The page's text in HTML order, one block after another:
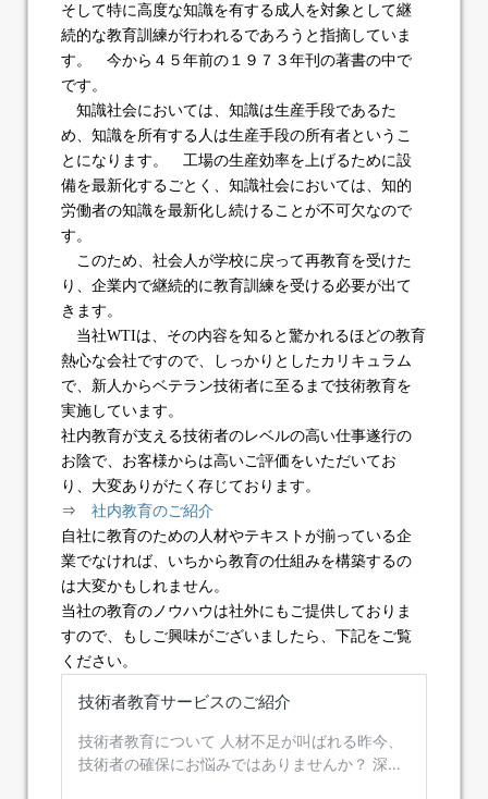
そして特に高度な知識を有する成人を対象として継
続的な教育訓練が行われるであろうと指摘していま
す。 今から４５年前の１９７３年刊の著書の中で
です。
知識社会においては、知識は生産手段であるた
め、知識を所有する人は生産手段の所有者というこ
とになります。 工場の生産効率を上げるために設
備を最新化するごとく、知識社会においては、知的
労働者の知識を最新化し続けることが不可欠なので
す。
このため、社会人が学校に戻って再教育を受けた
り、企業内で継続的に教育訓練を受ける必要が出て
きます。
当社WTIは、その内容を知ると驚かれるほどの教育
熱心な会社ですので、しっかりとしたカリキュラム
で、新人からベテラン技術者に至るまで技術教育を
実施しています。
社内教育が支える技術者のレベルの高い仕事遂行の
お陰で、お客様からは高いご評価をいただいてお
り、大変ありがたく存じております。
⇒社内教育のご紹介
自社に教育のための人材やテキストが揃っている企
業でなければ、いちから教育の仕組みを構築するの
は大変かもしれません。
当社の教育のノウハウは社外にもご提供しておりま
すので、もしご興味がございましたら、下記をご覧
ください。